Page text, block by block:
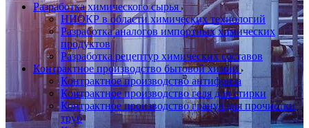
Разработка химического сырья
НИОКР в области химических технологий
Разработка аналогов импортных химических
продуктов
Разработка рецептур химических составов
Контрактное производство бытовой химии
Контрактное производство антифриза
Контрактное производство геля для стирки
Контрактное производство гранул для прочистки
труб